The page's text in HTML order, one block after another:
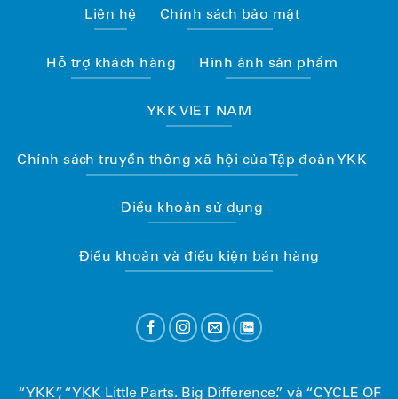
Liên hệ Chính sách bảo mật
Hỗ trợ khách hàng Hình ảnh sản phẩm
YKK VIET NAM
Chính sách truyền thông xã hội của Tập đoàn YKK
Điều khoản sử dụng
Điều khoản và điều kiện bán hàng
“YKK”, “YKK Little Parts. Big Difference.” và “CYCLE OF